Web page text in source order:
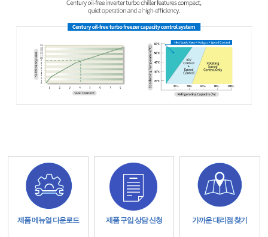
제품 메뉴얼 다운로드 제품 구입 상담 신청 가까운 대리점 찾기